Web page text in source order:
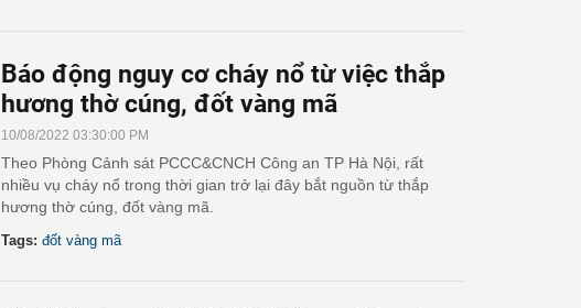
Báo động nguy cơ cháy nổ từ việc thắp
hương thờ cúng, đốt vàng mã
10/08/2022 03:30:00 PM
Theo Phòng Cảnh sát PCCC&CNCH Công an TP Hà Nội, rất
nhiều vụ cháy nổ trong thời gian trở lại đây bắt nguồn từ thắp
hương thờ cúng, đốt vàng mã.
Tags: đốt vàng mã